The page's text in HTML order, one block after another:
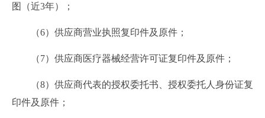
图（近3年）；
（6）供应商营业执照复印件及原件；
（7）供应商医疗器械经营许可证复印件及原件；
（8）供应商代表的授权委托书、授权委托人身份证复
印件及原件；